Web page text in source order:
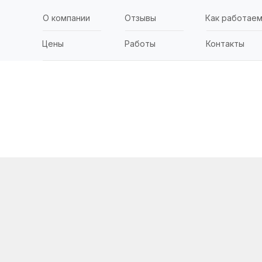
О компании Отзывы Как работаем
Работы Контакты
Цены